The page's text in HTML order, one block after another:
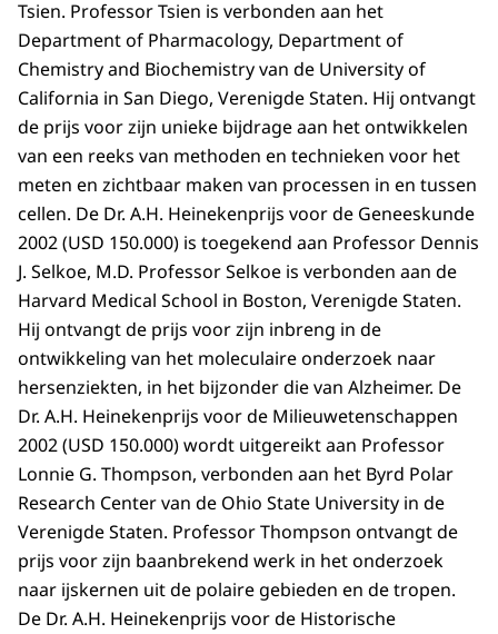
Tsien. Professor Tsien is verbonden aan het
Department of Pharmacology, Department of
Chemistry and Biochemistry van de University of
California in San Diego, Verenigde Staten. Hij ontvangt
de prijs voor zijn unieke bijdrage aan het ontwikkelen
van een reeks van methoden en technieken voor het
meten en zichtbaar maken van processen in en tussen
cellen. De Dr. A.H. Heinekenprijs voor de Geneeskunde
2002 (USD 150.000) is toegekend aan Professor Dennis
J. Selkoe, M.D. Professor Selkoe is verbonden aan de
Harvard Medical School in Boston, Verenigde Staten.
Hij ontvangt de prijs voor zijn inbreng in de
ontwikkeling van het moleculaire onderzoek naar
hersenziekten, in het bijzonder die van Alzheimer. De
Dr. A.H. Heinekenprijs voor de Milieuwetenschappen
2002 (USD 150.000) wordt uitgereikt aan Professor
Lonnie G. Thompson, verbonden aan het Byrd Polar
Research Center van de Ohio State University in de
Verenigde Staten. Professor Thompson ontvangt de
prijs voor zijn baanbrekend werk in het onderzoek
naar ijskernen uit de polaire gebieden en de tropen.
De Dr. A.H. Heinekenprijs voor de Historische